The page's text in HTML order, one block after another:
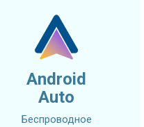
Android
Auto
Беспроводное